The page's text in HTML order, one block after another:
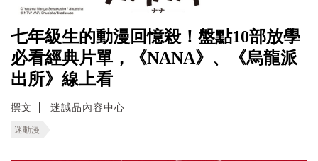
七年級生的動漫回憶殺！盤點10部放學
必看經典片單，《NANA》、《烏龍派
出所》線上看
撰文 迷誠品內容中心
迷動漫